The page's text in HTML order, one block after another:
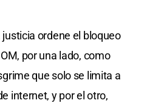
ordene el bloqueo
por una lado, como
que solo se limita a
internet, y por el otro,